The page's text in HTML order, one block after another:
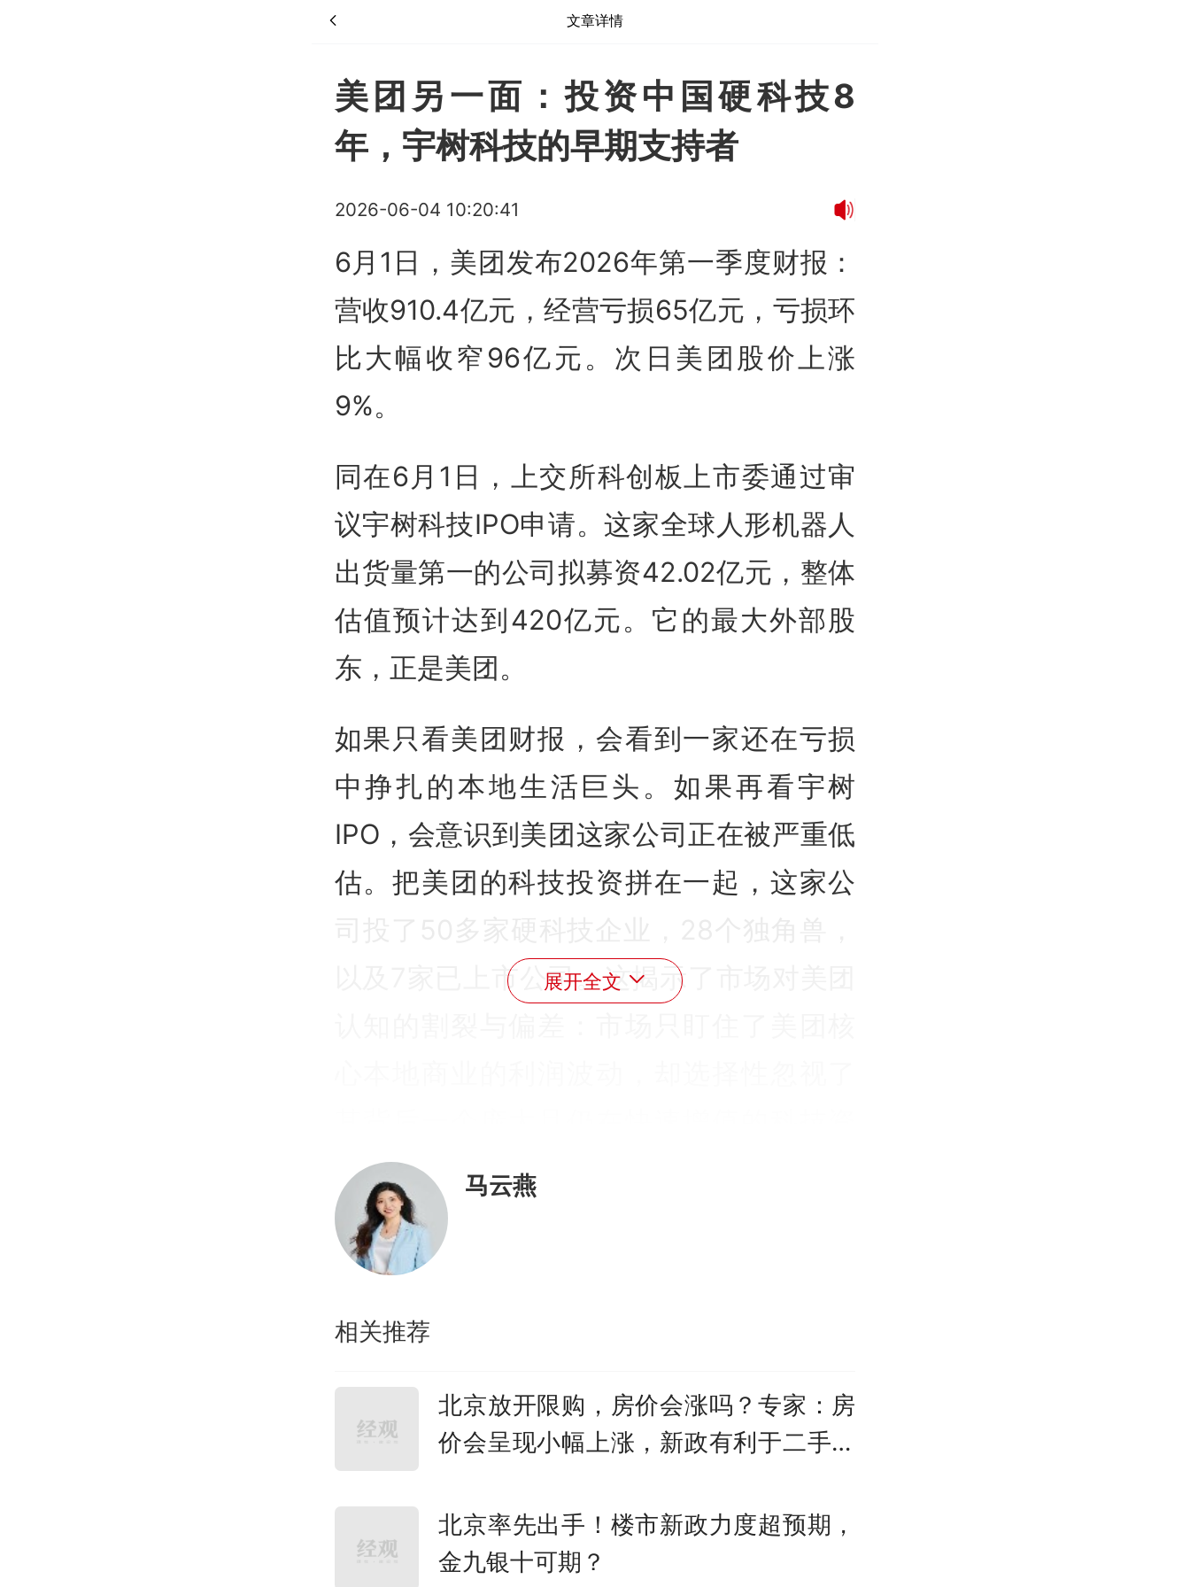
文章详情
美团另一面：投资中国硬科技8
年，宇树科技的早期支持者
2026-06-04 10:20:41
6月1日，美团发布2026年第一季度财报：
营收910.4亿元，经营亏损65亿元，亏损环
比大幅收窄96亿元。次日美团股价上涨
9%。
同在6月1日，上交所科创板上市委通过审
议宇树科技IPO申请。这家全球人形机器人
出货量第一的公司拟募资42.02亿元，整体
估值预计达到420亿元。它的最大外部股
东，正是美团。
如果只看美团财报，会看到一家还在亏损
中挣扎的本地生活巨头。如果再看宇树
IPO，会意识到美团这家公司正在被严重低
估。把美团的科技投资拼在一起，这家公
以及7家已上市公司。这揭示了市场对美团
产包，以及未来与这些科技公司场景合作
的想象力。
八年织成科技版图
树估值仅10亿元。
当时人形机器人是一个几乎无人看好的赛
道，四足机器狗被多数投资人视为实验室
玩具。美团在那时成为领投方，后又参与
展开全文
马云燕
相关推荐
北京放开限购，房价会涨吗？专家：房
价会呈现小幅上涨，新政有利于二手房
北京率先出手！楼市新政力度超预期，
金九银十可期？